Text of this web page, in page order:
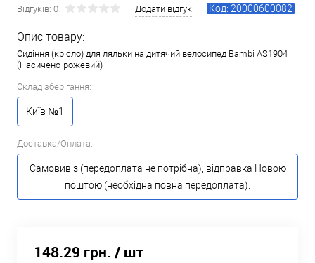
Відгуків: 0 Додати відгук Код: 20000600082
Опис товару:
Сидіння (крісло) для ляльки на дитячий велосипед Bambi AS1904
(Насичено-рожевий)
Склад зберігання:
Київ №1
Доставка/Оплата:
Самовивіз (передоплата не потрібна), відправка Новою
поштою (необхідна повна передоплата).
148.29 грн. / шт